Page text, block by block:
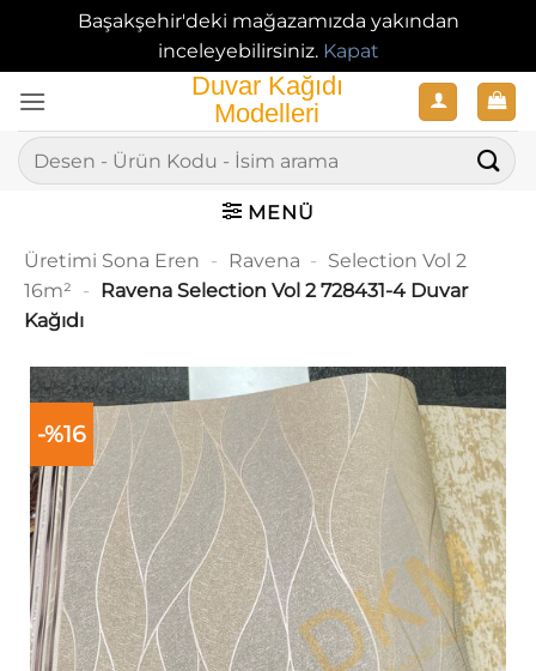
Başakşehir'deki mağazamızda yakından
inceleyebilirsiniz. Kapat
atla
Ara:
MENÜ
Üretimi Sona Eren - Ravena - Selection Vol 2
16m² - Ravena Selection Vol 2 728431-4 Duvar
Kağıdı
-%16